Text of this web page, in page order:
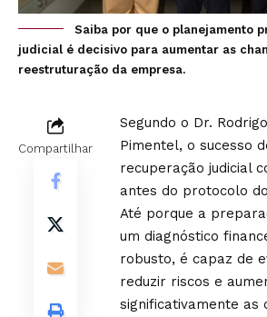
Saiba por que o planejamento
judicial é decisivo para aumentar as
reestruturação da empresa.
Compartilhar
Segundo o Dr.
Pimentel, o sucesso
recuperação judicial
antes do protocolo
Até porque a
um diagnóstico
robusto, é capaz de
reduzir riscos e
significativamente as